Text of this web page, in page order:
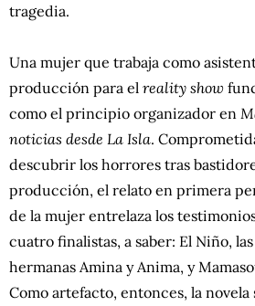
tragedia.
Una mujer que trabaja como
producción para el reality show
como el principio organizador en
noticias desde La Isla.
descubrir los horrores tras
producción, el relato en primera
de la mujer entrelaza los
cuatro finalistas, a saber: El Niño, las
hermanas Amina y Anima, y
Como artefacto, entonces, la novela